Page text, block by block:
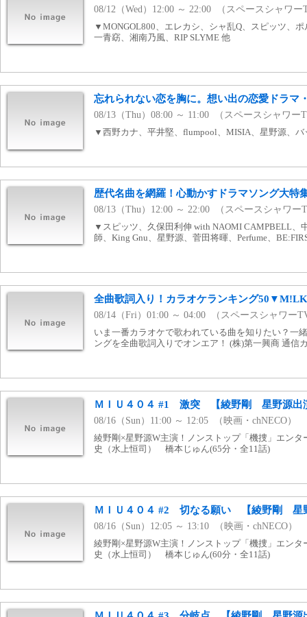
08/12（Wed）12:00 ～ 22:00 （スペースシャワー
▼MONGOL800、エレカシ、シャ乱Q、スピッツ、
一青窈、湘南乃風、RIP SLYME 他
忘れられない恋を胸に。想い出の恋愛ドラマ
08/13（Thu）08:00 ～ 11:00 （スペースシャワー
▼西野カナ、平井堅、flumpool、MISIA、星野源、バ
歴代名曲を網羅！心動かすドラマソング大特
08/13（Thu）12:00 ～ 22:00 （スペースシャワー
▼スピッツ、久保田利伸 with NAOMI CAMPBELL、
師、King Gnu、星野源、菅田将暉、Perfume、
全曲歌詞入り！カラオケランキング
08/14（Fri）01:00 ～ 04:00 （スペースシャワー
いま一番カラオケで歌われている曲を知りたい？一
ングを全曲歌詞入りでオンエア！ (株)第一興商 通信
ＭＩＵ４０４ #1 激突 【綾野剛 星野源出
08/16（Sun）11:00 ～ 12:05 （映画・chNECO）
綾野剛×星野源W主演！ノンストップ「機捜」エン
史（水上恒司） 橋本じゅん(65分・全11話)
ＭＩＵ４０４ #2 切なる願い 【綾野剛 星
08/16（Sun）12:05 ～ 13:10 （映画・chNECO）
綾野剛×星野源W主演！ノンストップ「機捜」エン
史（水上恒司） 橋本じゅん(60分・全11話)